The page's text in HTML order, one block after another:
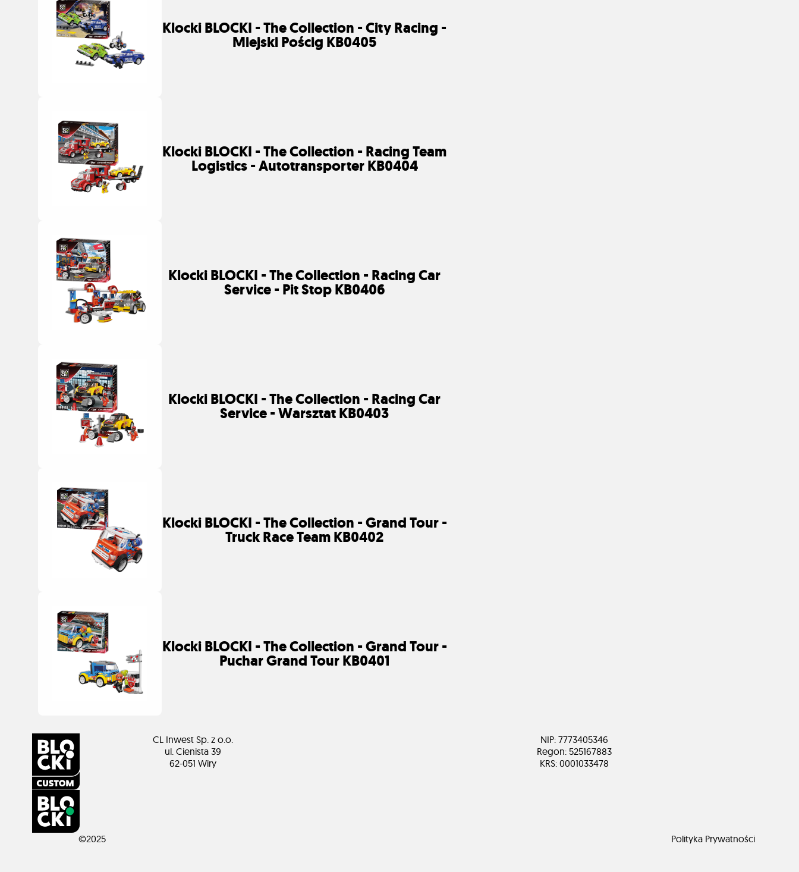
Klocki BLOCKI - The Collection - City Racing -
Miejski Pościg KB0405
Klocki BLOCKI - The Collection - Racing Team
Logistics - Autotransporter KB0404
Klocki BLOCKI - The Collection - Racing Car
Service - Pit Stop KB0406
Klocki BLOCKI - The Collection - Racing Car
Service - Warsztat KB0403
Klocki BLOCKI - The Collection - Grand Tour -
Truck Race Team KB0402
Klocki BLOCKI - The Collection - Grand Tour -
Puchar Grand Tour KB0401
CL Inwest Sp. z o.o.
ul. Cienista 39
62-051 Wiry
NIP: 7773405346
Regon: 525167883
KRS: 0001033478
©2025 Polityka Prywatności